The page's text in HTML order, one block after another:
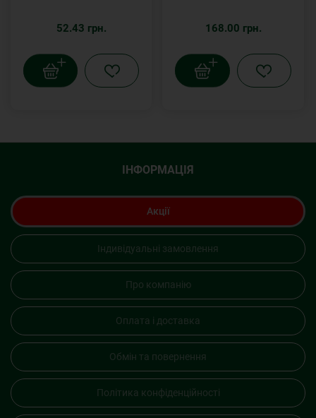
52.43 грн. 168.00 грн.
ІНФОРМАЦІЯ
Акції
Індивідуальні замовлення
Про компанію
Оплата і доставка
Обмін та повернення
Політика конфіденційності